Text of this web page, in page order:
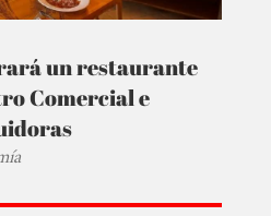
un restaurante
Comercial e